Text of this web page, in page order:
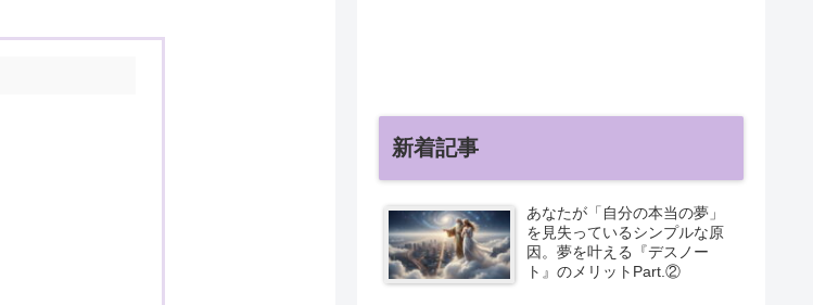
新着記事
あなたが「自分の本当の夢」
を見失っているシンプルな原
因。夢を叶える『デスノー
ト』のメリットPart.②